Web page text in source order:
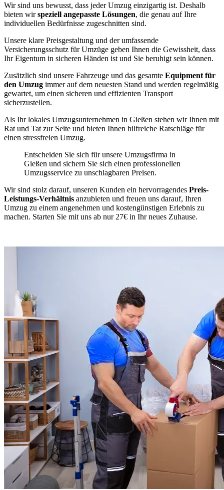
Wir sind uns bewusst, dass jeder Umzug einzigartig ist. Deshalb
bieten wirspeziell angepasste Lösungen, die genau auf Ihre
individuellen Bedürfnisse zugeschnitten sind.
Unsere klare Preisgestaltung und der umfassende
Versicherungsschutz für Umzüge geben Ihnen die Gewissheit, dass
Ihr Eigentum in sicheren Händen ist und Sie beruhigt sein können.
Zusätzlich sind unsere Fahrzeuge und das gesamte Equipment für
den Umzug immer auf dem neuesten Stand und werden regelmäßig
gewartet, um einen sicheren und effizienten Transport
sicherzustellen.
Als Ihr lokales Umzugsunternehmen in Gießen stehen wir Ihnen mit
Rat und Tat zur Seite und bieten Ihnen hilfreiche Ratschläge für
einen stressfreien Umzug.
Entscheiden Sie sich für unsere Umzugsfirma in
Gießen und sichern Sie sich einen professionellen
Umzugsservice zu unschlagbaren Preisen.
Wir sind stolz darauf, unseren Kunden ein hervorragendes Preis-
Leistungs-Verhältnis anzubieten und freuen uns darauf, Ihren
Umzug zu einem angenehmen und kostengünstigen Erlebnis zu
machen. Starten Sie mit uns ab nur 27€ in Ihr neues Zuhause.